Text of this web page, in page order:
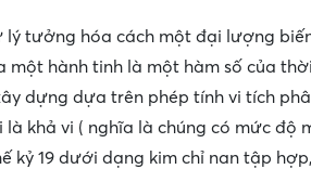
lý tưởng hóa cách một đại lượng
một hành tinh là một hàm số của
dựng dựa trên phép tính vi tích
là khả vi ( nghĩa là chúng có mức độ
kỷ 19 dưới dạng kim chỉ nan tập